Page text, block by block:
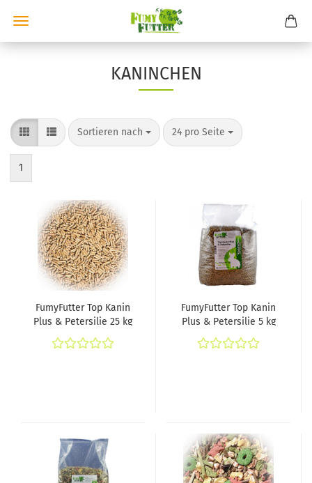
KANINCHEN
Sortieren nach
Sortieren nach 24 pro Seite
pro Seite
1
FumyFutter Top Kanin
Plus & Petersilie 25 kg
FumyFutter Top Kanin
Plus & Petersilie 5 kg